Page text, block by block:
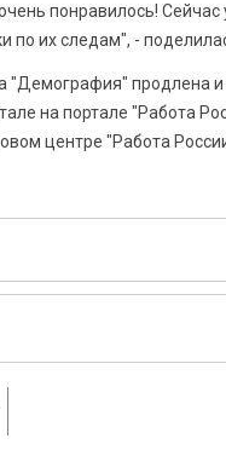
понравилось! Сейчас
по их следам", -
"Демография" продлена
на портале "Работа
центре "Работа